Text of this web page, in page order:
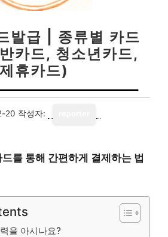
발급 | 종류별 카드
카드, 청소년카드,
제휴카드)
20 작성자:
를 통해 간편하게 결제하는 법
을 아시나요?